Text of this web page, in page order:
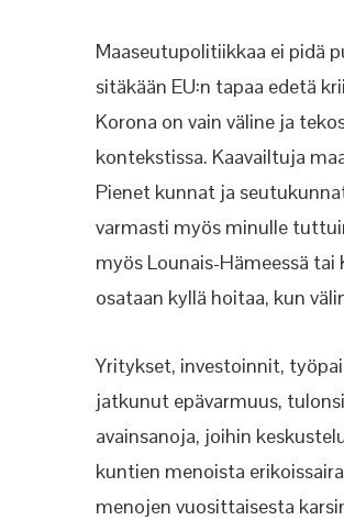
Maaseutupolitiikkaa ei pidä
sitäkään EU:n tapaa edetä
Korona on vain väline ja
kontekstissa. Kaavailtuja
Pienet kunnat ja
varmasti myös minulle
myös Lounais-Hämeessä
osataan kyllä hoitaa, kun
Yritykset, investoinnit,
jatkunut epävarmuus,
avainsanoja, joihin
kuntien menoista
menojen vuosittaisesta